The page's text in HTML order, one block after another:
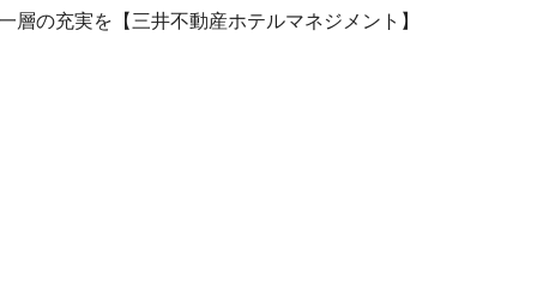
層の充実を【三井不動産ホテルマネジメント】